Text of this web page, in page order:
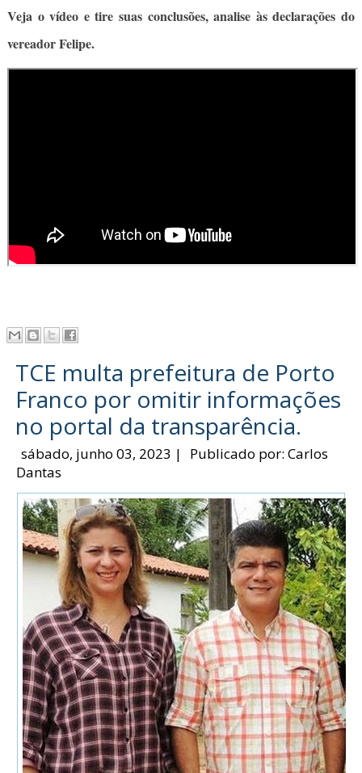
Veja o vídeo e tire suas conclusões, analise às declarações do
vereador Felipe.
TCE multa prefeitura de Porto
Franco por omitir informações
no portal da transparência.
sábado, junho 03, 2023 | Publicado por:Carlos
Dantas